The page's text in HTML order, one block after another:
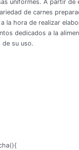
uniformes. A partir de
de carnes
la hora de realizar
dedicados a la
de su uso.